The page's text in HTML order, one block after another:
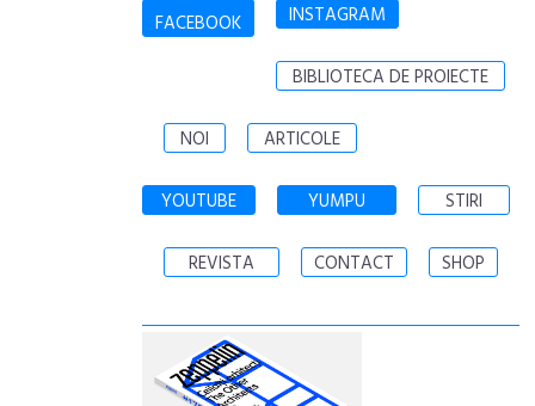
FACEBOOK INSTAGRAM
BIBLIOTECA DE PROIECTE
NOI ARTICOLE
YOUTUBE YUMPU STIRI
REVISTA CONTACT SHOP